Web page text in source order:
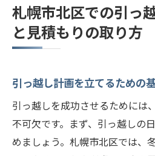
見積もり時に確認す
引っ越し業者選びのポイン
口コミと評価のチェッ
地元業者と全国展開
引っ越し業者のサー
札幌市北区でおすす
札幌市北区での引っ
と見積もりの取り方
引っ越し計画を立てるための
引っ越しを成功させるためには
不可欠です。まず、引っ越しの
めましょう。札幌市北区では、